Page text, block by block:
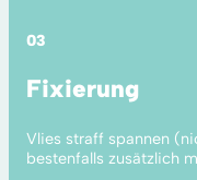
03
Fixierung
Vlies straff spannen
bestenfalls zusätzlich